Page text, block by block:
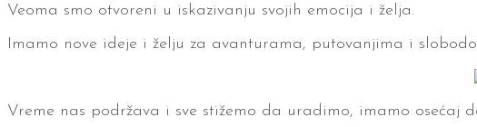
Veoma smo otvoreni u iskazivanju svojih emocija i želja.
Imamo nove ideje i želju za avanturama, putovanjima i
Vreme nas podržava i sve stižemo da uradimo, imamo osećaj